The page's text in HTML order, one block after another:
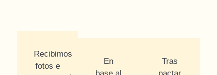
Recibimos
fotos e
En
Tras